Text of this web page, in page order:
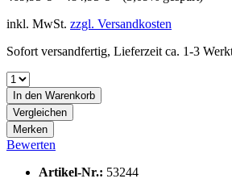
inkl. MwSt. zzgl. Versandkosten
Sofort versandfertig, Lieferzeit ca. 1-3
In den Warenkorb
Vergleichen
Merken
Bewerten
Artikel-Nr.: 53244